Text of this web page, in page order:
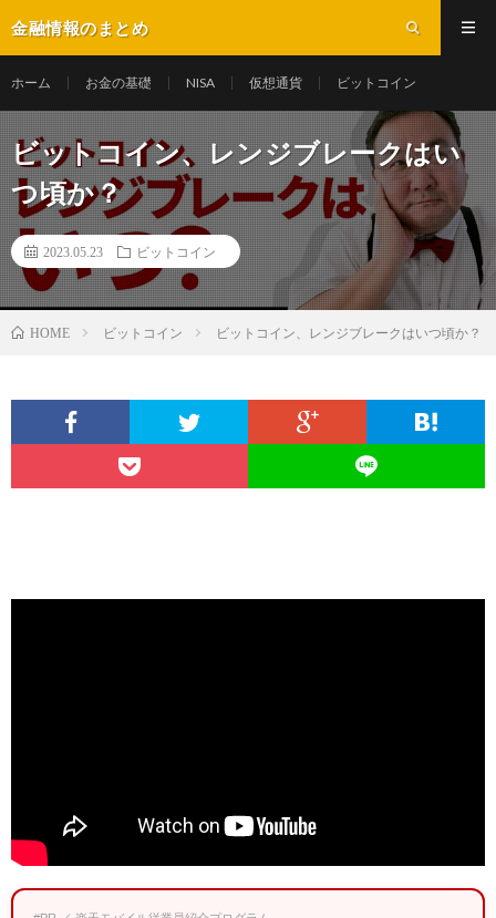
金融情報のまとめ
ホーム お金の基礎 NISA 仮想通貨 ビットコイン
ビットコイン、レンジブレークはい
つ頃か？
2023.05.23 ビットコイン
HOME ビットコイン ビットコイン、レンジブレークはいつ頃か？